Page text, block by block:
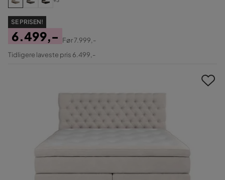
SE PRISEN!
Pris
6.499,-
Original
Før7.999,-
Tidligere laveste pris 6.499,-